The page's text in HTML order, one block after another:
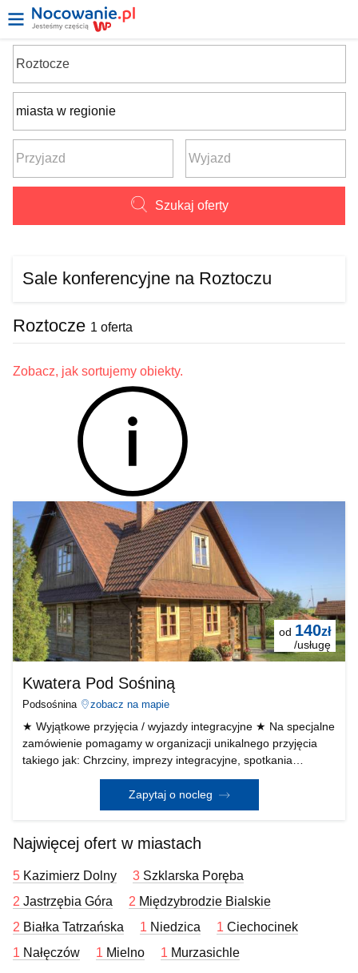
Szukaj oferty
Sale konferencyjne na Roztoczu
Roztocze 1 oferta
Zobacz, jak sortujemy obiekty.
od 140zł
/usługę
Kwatera Pod Sośniną
Podsośnina zobacz na mapie
★ Wyjątkowe przyjęcia / wyjazdy integracyjne ★ Na specjalne
zamówienie pomagamy w organizacji unikalnego przyjęcia
takiego jak: Chrzciny, imprezy integracyjne, spotkania
rodzinne, imieniny czy jubileusze. W naszej Kwaterze
Zapytaj o nocleg
Najwięcej ofert w miastach
5 Kazimierz Dolny 3 Szklarska Poręba
2 Jastrzębia Góra 2 Międzybrodzie Bialskie
2 Białka Tatrzańska 1 Niedzica 1 Ciechocinek
1 Nałęczów 1 Mielno 1 Murzasichle